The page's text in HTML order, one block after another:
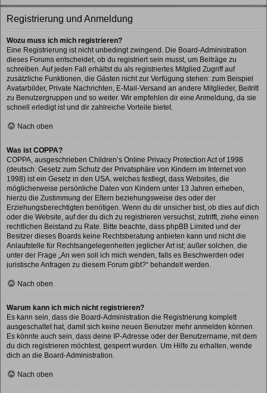
Registrierung und Anmeldung
Wozu muss ich mich registrieren?
Eine Registrierung ist nicht unbedingt zwingend. Die Board-Administration
dieses Forums entscheidet, ob du registriert sein musst, um Beiträge zu
schreiben. Auf jeden Fall erhältst du als registriertes Mitglied Zugriff auf
zusätzliche Funktionen, die Gästen nicht zur Verfügung stehen: zum Beispiel
Avatarbilder, Private Nachrichten, E-Mail-Versand an andere Mitglieder, Beitritt
zu Benutzergruppen und so weiter. Wir empfehlen dir eine Anmeldung, da sie
schnell erledigt ist und dir zahlreiche Vorteile bietet.
Nach oben
Was ist COPPA?
COPPA, ausgeschrieben Children’s Online Privacy Protection Act of 1998
(deutsch: Gesetz zum Schutz der Privatsphäre von Kindern im Internet von
1998) ist ein Gesetz in den USA, welches festlegt, dass Websites, die
möglicherweise persönliche Daten von Kindern unter 13 Jahren erheben,
hierzu die Zustimmung der Eltern beziehungsweise des oder der
Erziehungsberechtigten benötigen. Wenn du dir unsicher bist, ob dies auf dich
oder die Website, auf der du dich zu registrieren versuchst, zutrifft, ziehe einen
rechtlichen Beistand zu Rate. Bitte beachte, dass phpBB Limited und der
Besitzer dieses Boards keine Rechtsberatung anbieten kann und nicht die
Anlaufstelle für Rechtsangelegenheiten jeglicher Art ist; außer solchen, die
unter der Frage „An wen soll ich mich wenden, falls es Beschwerden oder
juristische Anfragen zu diesem Forum gibt?“ behandelt werden.
Nach oben
Warum kann ich mich nicht registrieren?
Es kann sein, dass die Board-Administration die Registrierung komplett
ausgeschaltet hat, damit sich keine neuen Benutzer mehr anmelden können.
Es könnte auch sein, dass deine IP-Adresse oder der Benutzername, mit dem
du dich registrieren möchtest, gesperrt wurden. Um Hilfe zu erhalten, wende
dich an die Board-Administration.
Nach oben